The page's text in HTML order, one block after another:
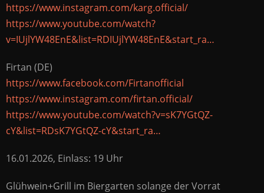
https://www.instagram.com/karg.official/
https://www.youtube.com/watch?
v=IUjlYW48EnE&list=RDIUjlYW48EnE&start_ra…
Firtan (DE)
https://www.facebook.com/Firtanofficial
https://www.instagram.com/firtan.official/
https://www.youtube.com/watch?v=sK7YGtQZ-
cY&list=RDsK7YGtQZ-cY&start_ra…
16.01.2026, Einlass: 19 Uhr
Glühwein+Grill im Biergarten solange der Vorrat